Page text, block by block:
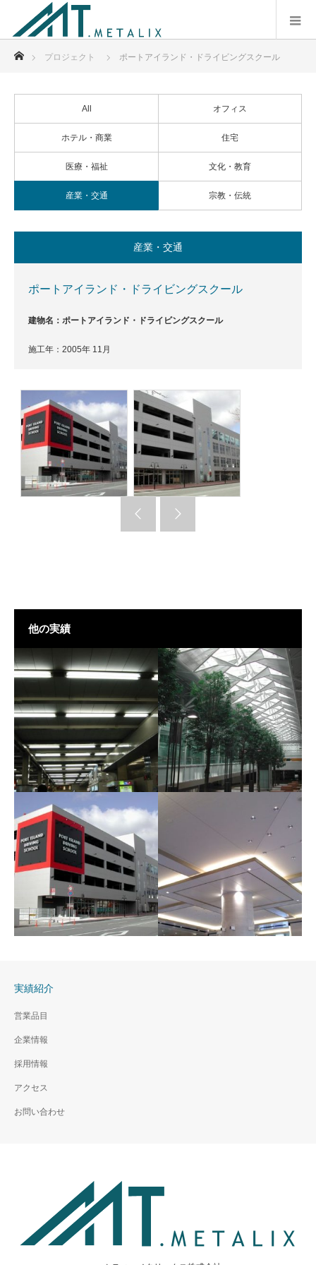
プロジェクト ポートアイランド・ドライビングスクール
All オフィス
ホテル・商業 住宅
医療・福祉 文化・教育
産業・交通 宗教・伝統
産業・交通
ポートアイランド・ドライビングスクール
建物名：ポートアイランド・ドライビングスクール
施工年：2005年 11月
他の実績
阪急電鉄梅田駅３階ホー
ム改修
中部国際空港旅客ターミ
ナル
実績紹介
営業品目
企業情報
採用情報
アクセス
お問い合わせ